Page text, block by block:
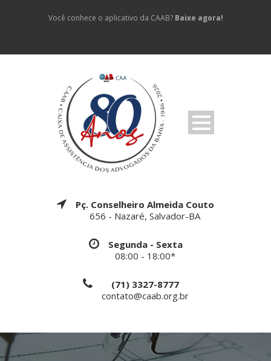
Você conhece o aplicativo da CAAB? Baixe agora!
Pç. Conselheiro Almeida Couto
656 - Nazaré, Salvador-BA
Segunda - Sexta
08:00 - 18:00*
(71) 3327-8777
contato@caab.org.br